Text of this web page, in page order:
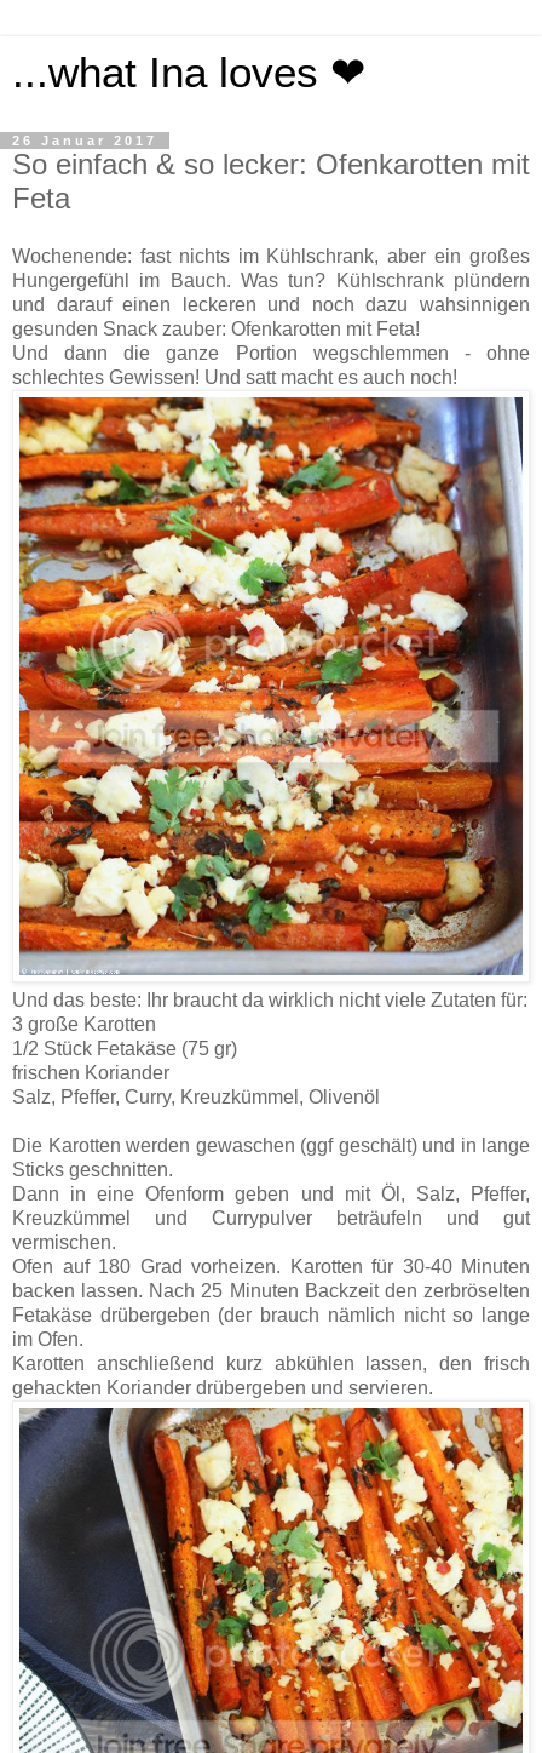
...what Ina loves ❤
26 Januar 2017
So einfach & so lecker: Ofenkarotten mit
Feta
Wochenende: fast nichts im Kühlschrank, aber ein großes
Hungergefühl im Bauch. Was tun? Kühlschrank plündern
und darauf einen leckeren und noch dazu wahsinnigen
gesunden Snack zauber: Ofenkarotten mit Feta!
Und dann die ganze Portion wegschlemmen - ohne
schlechtes Gewissen! Und satt macht es auch noch!
Und das beste: Ihr braucht da wirklich nicht viele Zutaten für:
3 große Karotten
1/2 Stück Fetakäse (75 gr)
frischen Koriander
Salz, Pfeffer, Curry, Kreuzkümmel, Olivenöl
Die Karotten werden gewaschen (ggf geschält) und in lange
Sticks geschnitten.
Dann in eine Ofenform geben und mit Öl, Salz, Pfeffer,
Kreuzkümmel und Currypulver beträufeln und gut
vermischen.
Ofen auf 180 Grad vorheizen. Karotten für 30-40 Minuten
backen lassen. Nach 25 Minuten Backzeit den zerbröselten
Fetakäse drübergeben (der brauch nämlich nicht so lange
im Ofen.
Karotten anschließend kurz abkühlen lassen, den frisch
gehackten Koriander drübergeben und servieren.